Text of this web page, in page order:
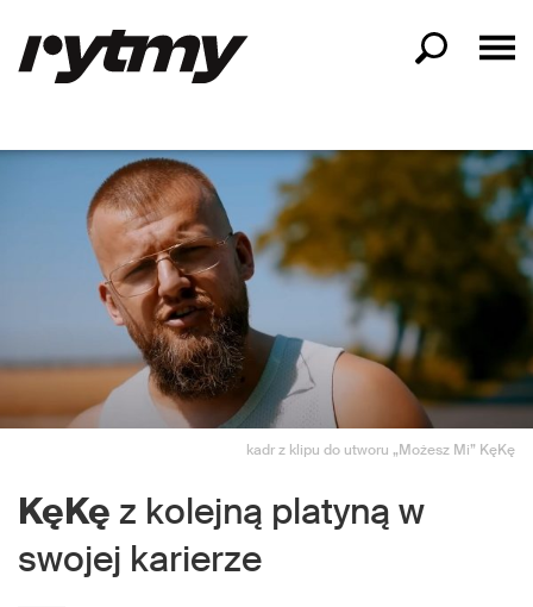
kadr z klipu do utworu „Możesz Mi” KęKę
KęKę z kolejną platyną w
swojej karierze